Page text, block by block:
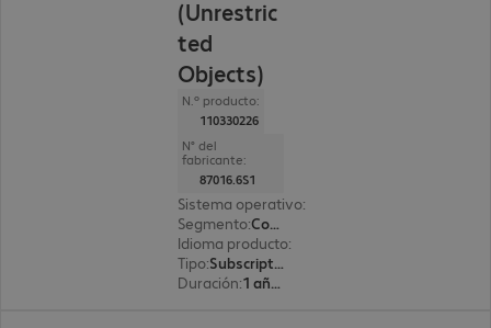
(Unrestric
ted
Objects)
N.º producto:
110330226
N° del
fabricante:
87016.6S1
Sistema operativo:
Segmento:
Corporate
Idioma producto:
Tipo:
Subscription
Duración: 1 año(s)